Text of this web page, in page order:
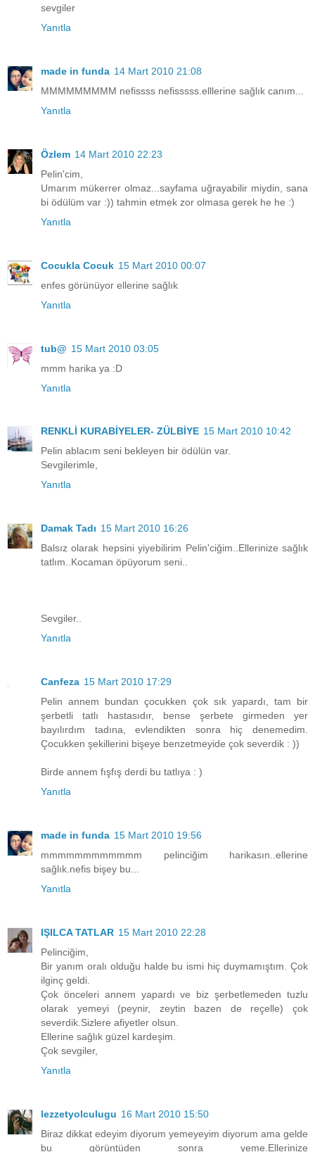
sevgiler
Yanıtla
made in funda 14 Mart 2010 21:08
MMMMMMMMM nefissss nefisssss.elllerine sağlık canım...
Yanıtla
Özlem 14 Mart 2010 22:23
Pelin'cim,
Umarım mükerrer olmaz...sayfama uğrayabilir miydin, sana
bi ödülüm var :)) tahmin etmek zor olmasa gerek he he :)
Yanıtla
Cocukla Cocuk 15 Mart 2010 00:07
enfes görünüyor ellerine sağlık
Yanıtla
tub@ 15 Mart 2010 03:05
mmm harika ya :D
Yanıtla
RENKLİ KURABİYELER- ZÜLBİYE 15 Mart 2010 10:42
Pelin ablacım seni bekleyen bir ödülün var.
Sevgilerimle,
Yanıtla
Damak Tadı 15 Mart 2010 16:26
Balsız olarak hepsini yiyebilirim Pelin'ciğim..Ellerinize sağlık
tatlım..Kocaman öpüyorum seni..
Sevgiler..
Yanıtla
Canfeza 15 Mart 2010 17:29
Pelin annem bundan çocukken çok sık yapardı, tam bir
şerbetli tatlı hastasıdır, bense şerbete girmeden yer
bayılırdım tadına, evlendikten sonra hiç denemedim.
Çocukken şekillerini bişeye benzetmeyide çok severdik : ))
Birde annem fışfış derdi bu tatlıya : )
Yanıtla
made in funda 15 Mart 2010 19:56
mmmmmmmmmmmm pelinciğim harikasın..ellerine
sağlık.nefis bişey bu...
Yanıtla
IŞILCA TATLAR 15 Mart 2010 22:28
Pelinciğim,
Bir yanım oralı olduğu halde bu ismi hiç duymamıştım. Çok
ilginç geldi.
Çok önceleri annem yapardı ve biz şerbetlemeden tuzlu
olarak yemeyi (peynir, zeytin bazen de reçelle) çok
severdik.Sizlere afiyetler olsun.
Ellerine sağlık güzel kardeşim.
Çok sevgiler,
Yanıtla
lezzetyolculugu 16 Mart 2010 15:50
Biraz dikkat edeyim diyorum yemeyeyim diyorum ama gelde
bu görüntüden sonra yeme.Ellerinize